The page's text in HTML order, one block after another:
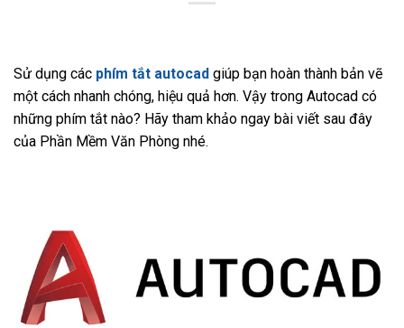
Sử dụng các phím tắt autocad giúp bạn hoàn thành bản vẽ
một cách nhanh chóng, hiệu quả hơn. Vậy trong Autocad có
những phím tắt nào? Hãy tham khảo ngay bài viết sau đây
của Phần Mềm Văn Phòng nhé.